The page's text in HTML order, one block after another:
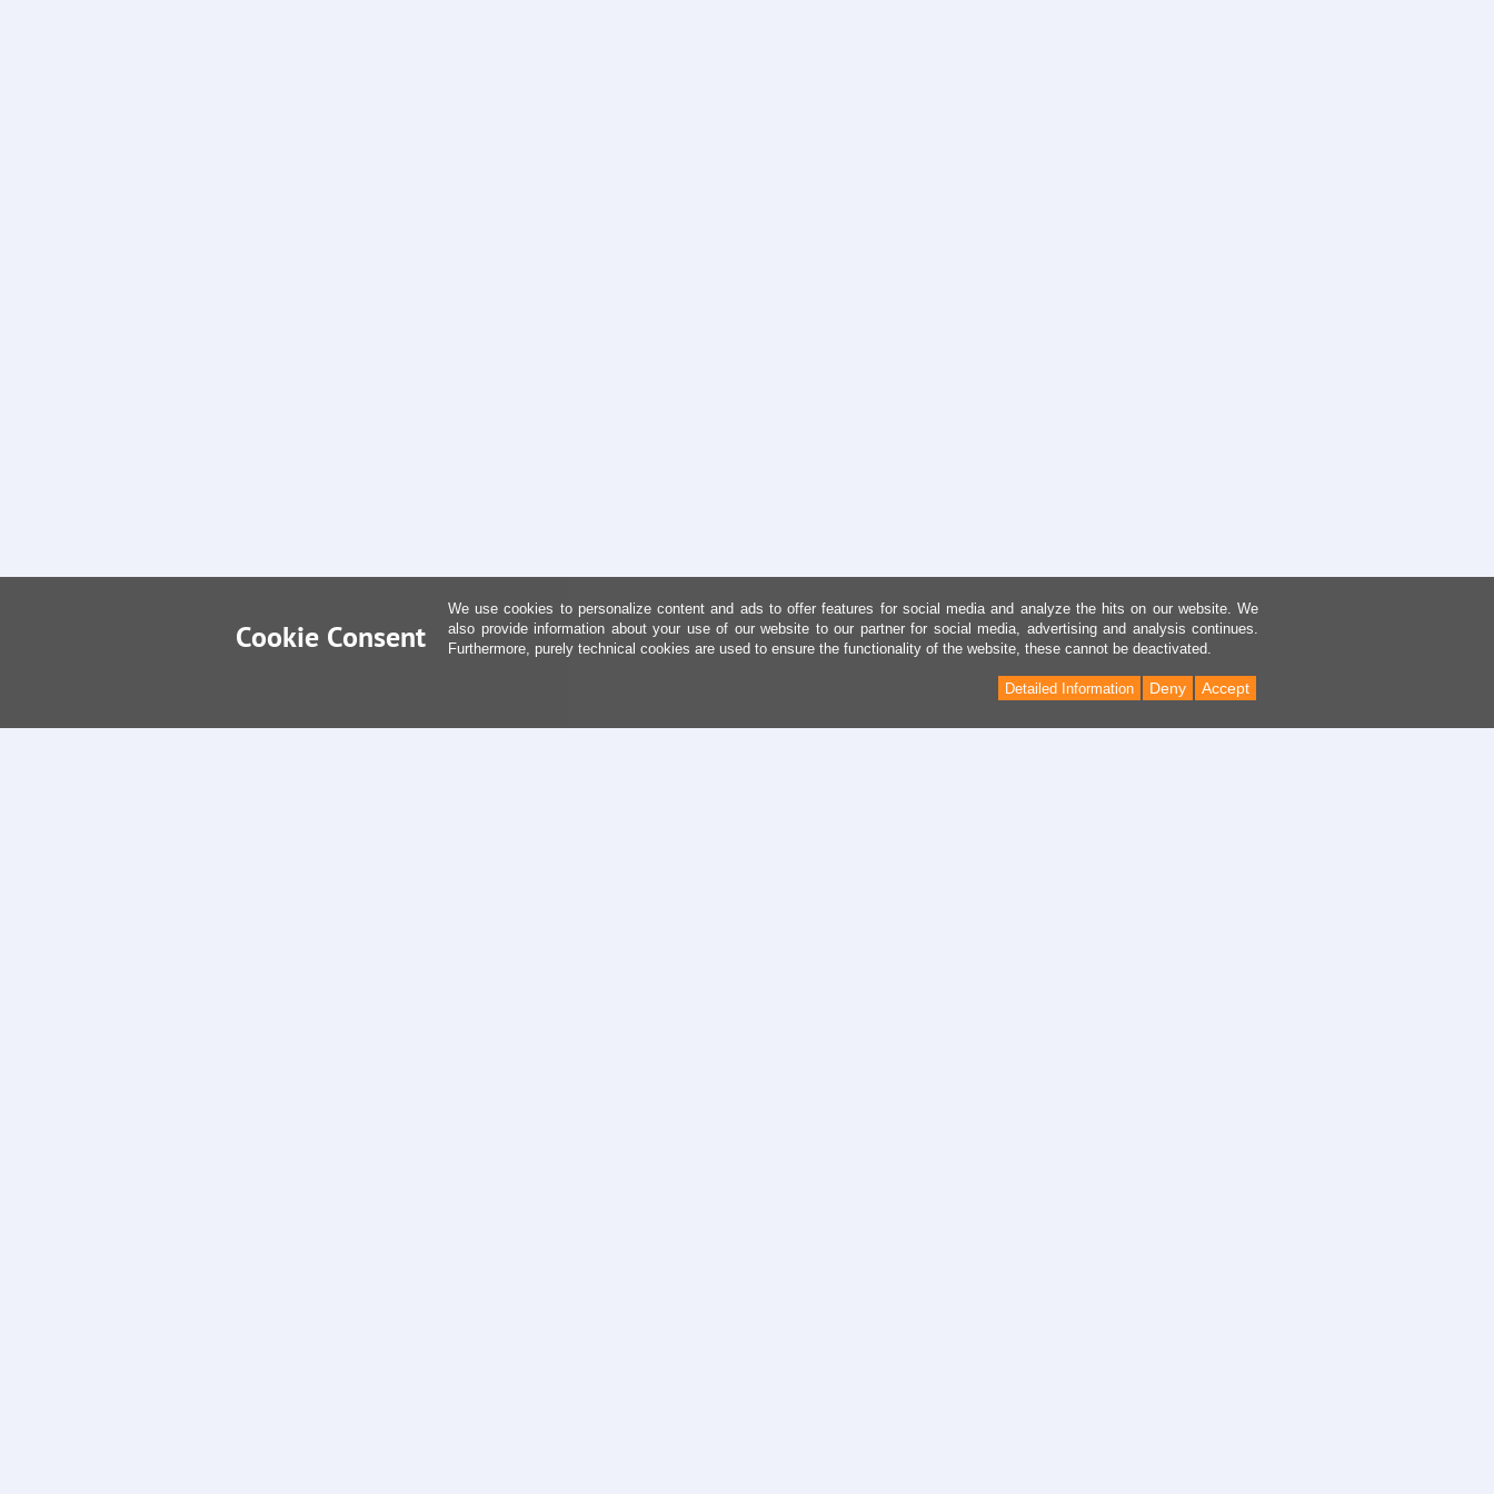
Cookie Consent
We use cookies to personalize content and ads to offer features for social media and analyze the hits on our website. We
also provide information about your use of our website to our partner for social media, advertising and analysis continues.
Furthermore, purely technical cookies are used to ensure the functionality of the website, these cannot be deactivated.
Accept
Deny
Detailed Information